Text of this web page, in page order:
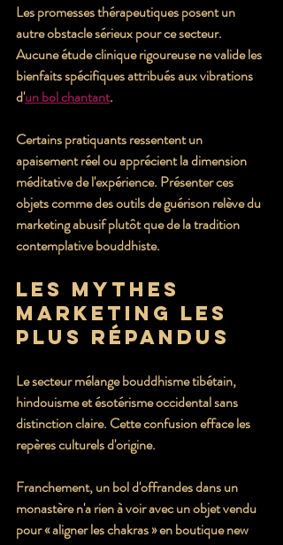
Les promesses thérapeutiques posent un
autre obstacle sérieux pour ce secteur.
Aucune étude clinique rigoureuse ne valide les
bienfaits spécifiques attribués aux vibrations
d'un bol chantant.
Certains pratiquants ressentent un
apaisement réel ou apprécient la dimension
méditative de l'expérience. Présenter ces
objets comme des outils de guérison relève du
marketing abusif plutôt que de la tradition
contemplative bouddhiste.
Les mythes
marketing les
plus répandus
Le secteur mélange bouddhisme tibétain,
hindouisme et ésotérisme occidental sans
distinction claire. Cette confusion efface les
repères culturels d'origine.
Franchement, un bol d'offrandes dans un
monastère n'a rien à voir avec un objet vendu
pour « aligner les chakras » en boutique new